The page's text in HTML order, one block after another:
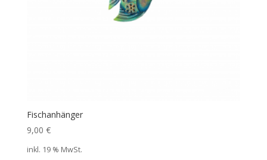
Fischanhänger
9,00 €
inkl. 19 % MwSt.